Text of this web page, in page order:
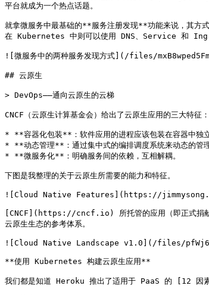
平台就成为一个热点话题。
就拿微服务中最基础的**服务注册发现**功能来说，其
在 Kubernetes 中则可以使用 DNS、Service 和
![微服务中的两种服务发现方式](/files/
## 云原生
> DevOps——通向云原生的云梯
CNCF（云原生计算基金会）给出了云原生应用的三大特征：
* **容器化包装**：软件应用的进程应该包装在容器中独立
* **动态管理**：通过集中式的编排调度系统来动态的管理
* **微服务化**：明确服务间的依赖，互相解耦。
下图是我整理的关于云原生所需要的能力和特征。
![Cloud Native Features](https://
[CNCF](https://cncf.io) 所托管的应用（即正式捐
云原生生态的参考体系。
![Cloud Native Landscape v1.0](/files/
**使用 Kubernetes 构建云原生应用**
我们都是知道 Heroku 推出了适用于 PaaS 的 [12